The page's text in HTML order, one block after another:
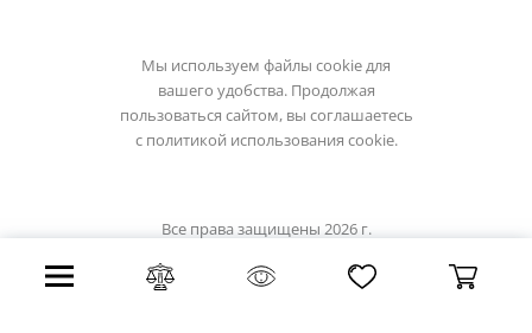
Мы используем файлы cookie для
вашего удобства. Продолжая
пользоваться сайтом, вы соглашаетесь
с политикой использования cookie.
Все права защищены 2026 г.